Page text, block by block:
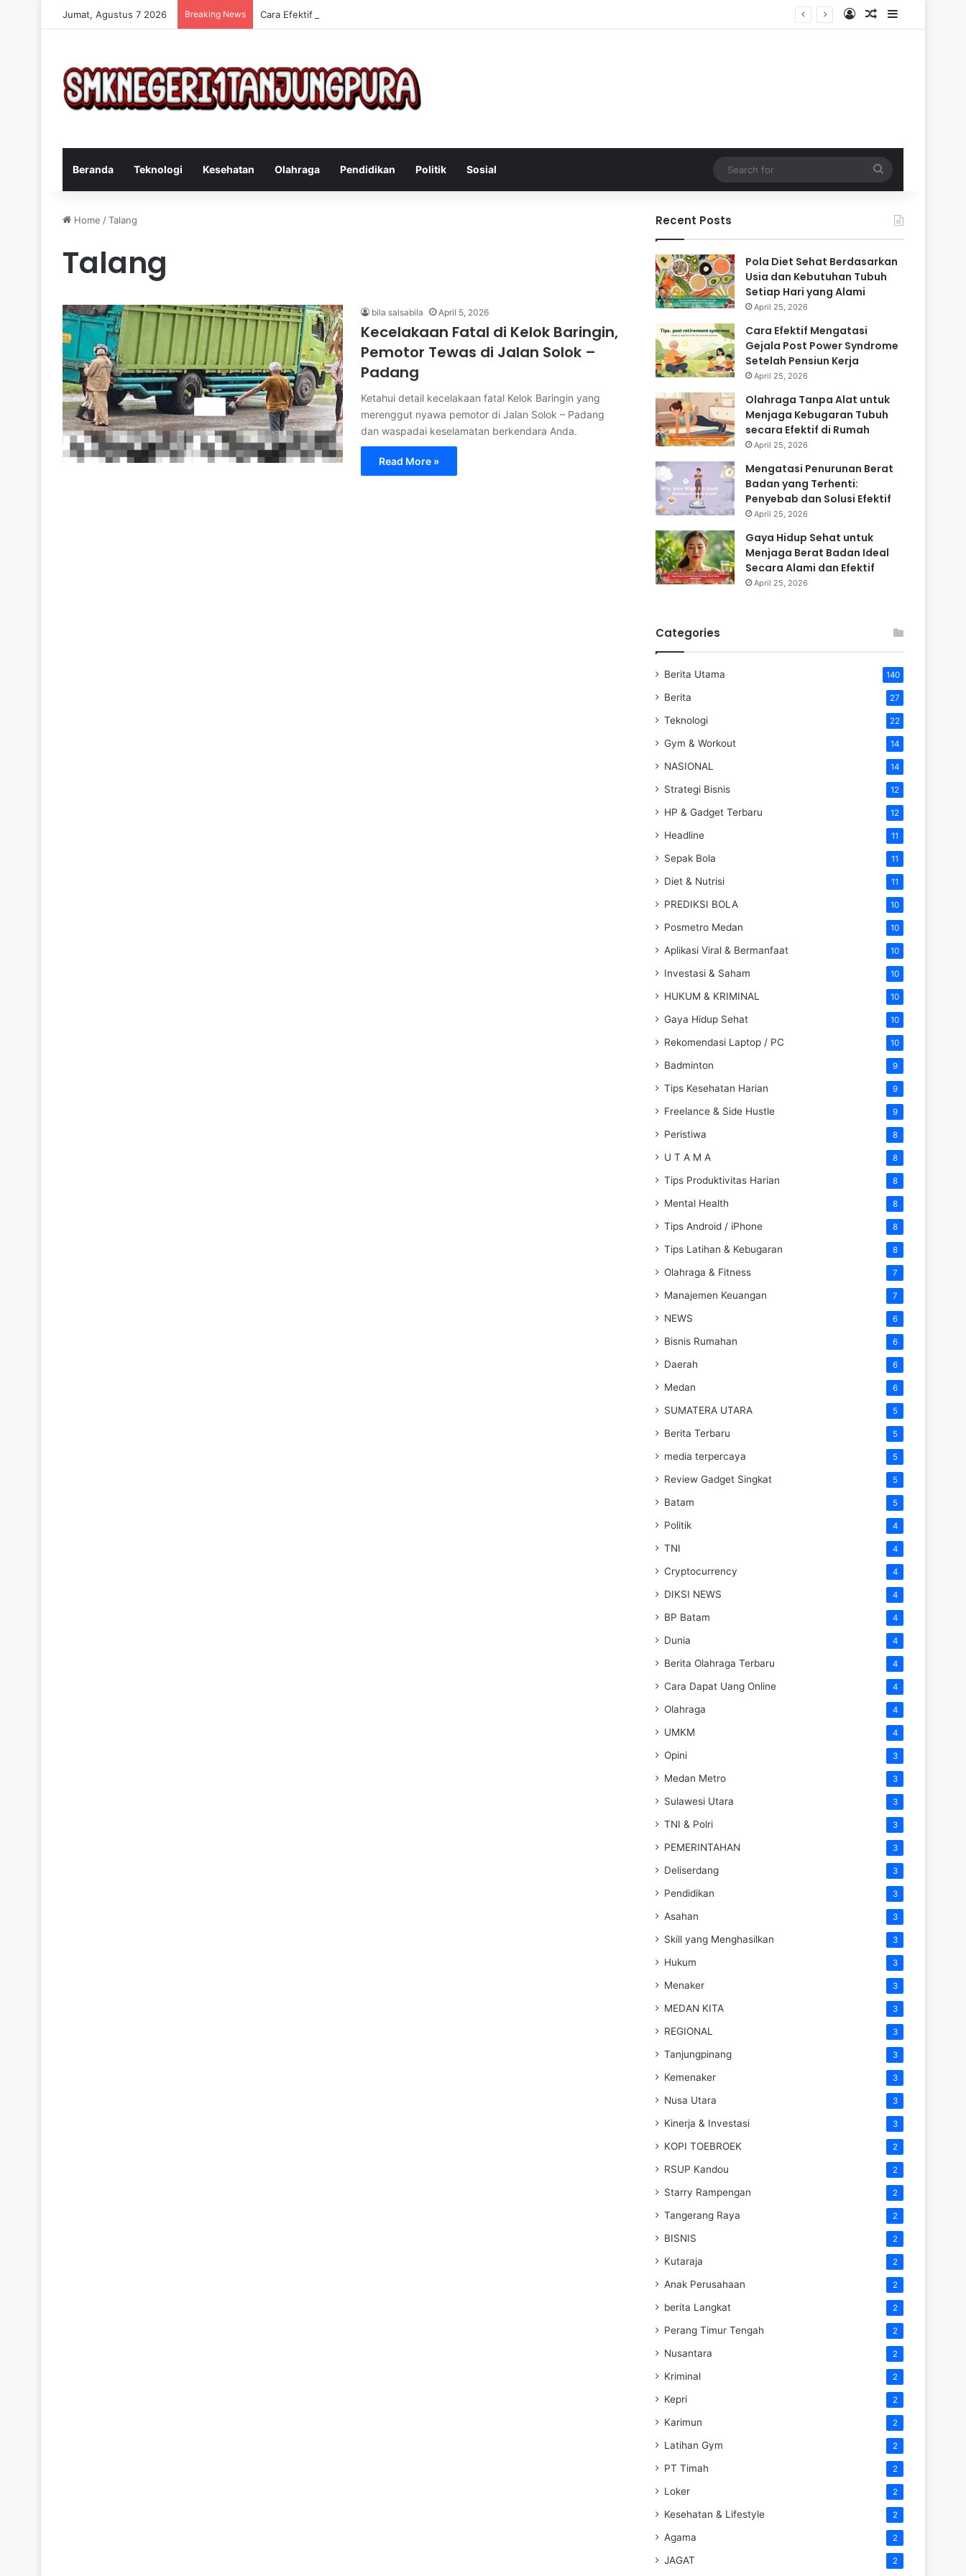
Jumat, Agustus 7 2026 Breaking News Cara Efektif Mengatasi Gejala Post Power Syndrome Setelah Pensiun Kerja Log InRandom Article
Sidebar
Beranda Teknologi Kesehatan Olahraga Pendidikan Politik Sosial
for
Home /Talang
Talang
bila salsabila April 5, 2026
Kecelakaan Fatal di Kelok Baringin,
Pemotor Tewas di Jalan Solok –
Padang
Ketahui detail kecelakaan fatal Kelok Baringin yang
merenggut nyawa pemotor di Jalan Solok – Padang
dan waspadai keselamatan berkendara Anda.
Read More »
Recent Posts
Pola Diet Sehat Berdasarkan
Usia dan Kebutuhan Tubuh
Setiap Hari yang Alami
April 25, 2026
Cara Efektif Mengatasi
Gejala Post Power Syndrome
Setelah Pensiun Kerja
April 25, 2026
Olahraga Tanpa Alat untuk
Menjaga Kebugaran Tubuh
secara Efektif di Rumah
April 25, 2026
Mengatasi Penurunan Berat
Badan yang Terhenti:
Penyebab dan Solusi Efektif
April 25, 2026
Gaya Hidup Sehat untuk
Menjaga Berat Badan Ideal
Secara Alami dan Efektif
April 25, 2026
Categories
Berita Utama 140
Berita 27
Teknologi 22
Gym & Workout 14
NASIONAL 14
Strategi Bisnis 12
HP & Gadget Terbaru 12
Headline 11
Sepak Bola 11
Diet & Nutrisi 11
PREDIKSI BOLA 10
Posmetro Medan 10
Aplikasi Viral & Bermanfaat 10
Investasi & Saham 10
HUKUM & KRIMINAL 10
Gaya Hidup Sehat 10
Rekomendasi Laptop / PC 10
Badminton 9
Tips Kesehatan Harian 9
Freelance & Side Hustle 9
Peristiwa 8
U T A M A 8
Tips Produktivitas Harian 8
Mental Health 8
Tips Android / iPhone 8
Tips Latihan & Kebugaran 8
Olahraga & Fitness 7
Manajemen Keuangan 7
NEWS 6
Bisnis Rumahan 6
Daerah 6
Medan 6
SUMATERA UTARA 5
Berita Terbaru 5
media terpercaya 5
Review Gadget Singkat 5
Batam 5
Politik 4
TNI 4
Cryptocurrency 4
DIKSI NEWS 4
BP Batam 4
Dunia 4
Berita Olahraga Terbaru 4
Cara Dapat Uang Online 4
Olahraga 4
UMKM 4
Opini 3
Medan Metro 3
Sulawesi Utara 3
TNI & Polri 3
PEMERINTAHAN 3
Deliserdang 3
Pendidikan 3
Asahan 3
Skill yang Menghasilkan 3
Hukum 3
Menaker 3
MEDAN KITA 3
REGIONAL 3
Tanjungpinang 3
Kemenaker 3
Nusa Utara 3
Kinerja & Investasi 3
KOPI TOEBROEK 2
RSUP Kandou 2
Starry Rampengan 2
Tangerang Raya 2
BISNIS 2
Kutaraja 2
Anak Perusahaan 2
berita Langkat 2
Perang Timur Tengah 2
Nusantara 2
Kriminal 2
Kepri 2
Karimun 2
Latihan Gym 2
PT Timah 2
Loker 2
Kesehatan & Lifestyle 2
Agama 2
JAGAT 2